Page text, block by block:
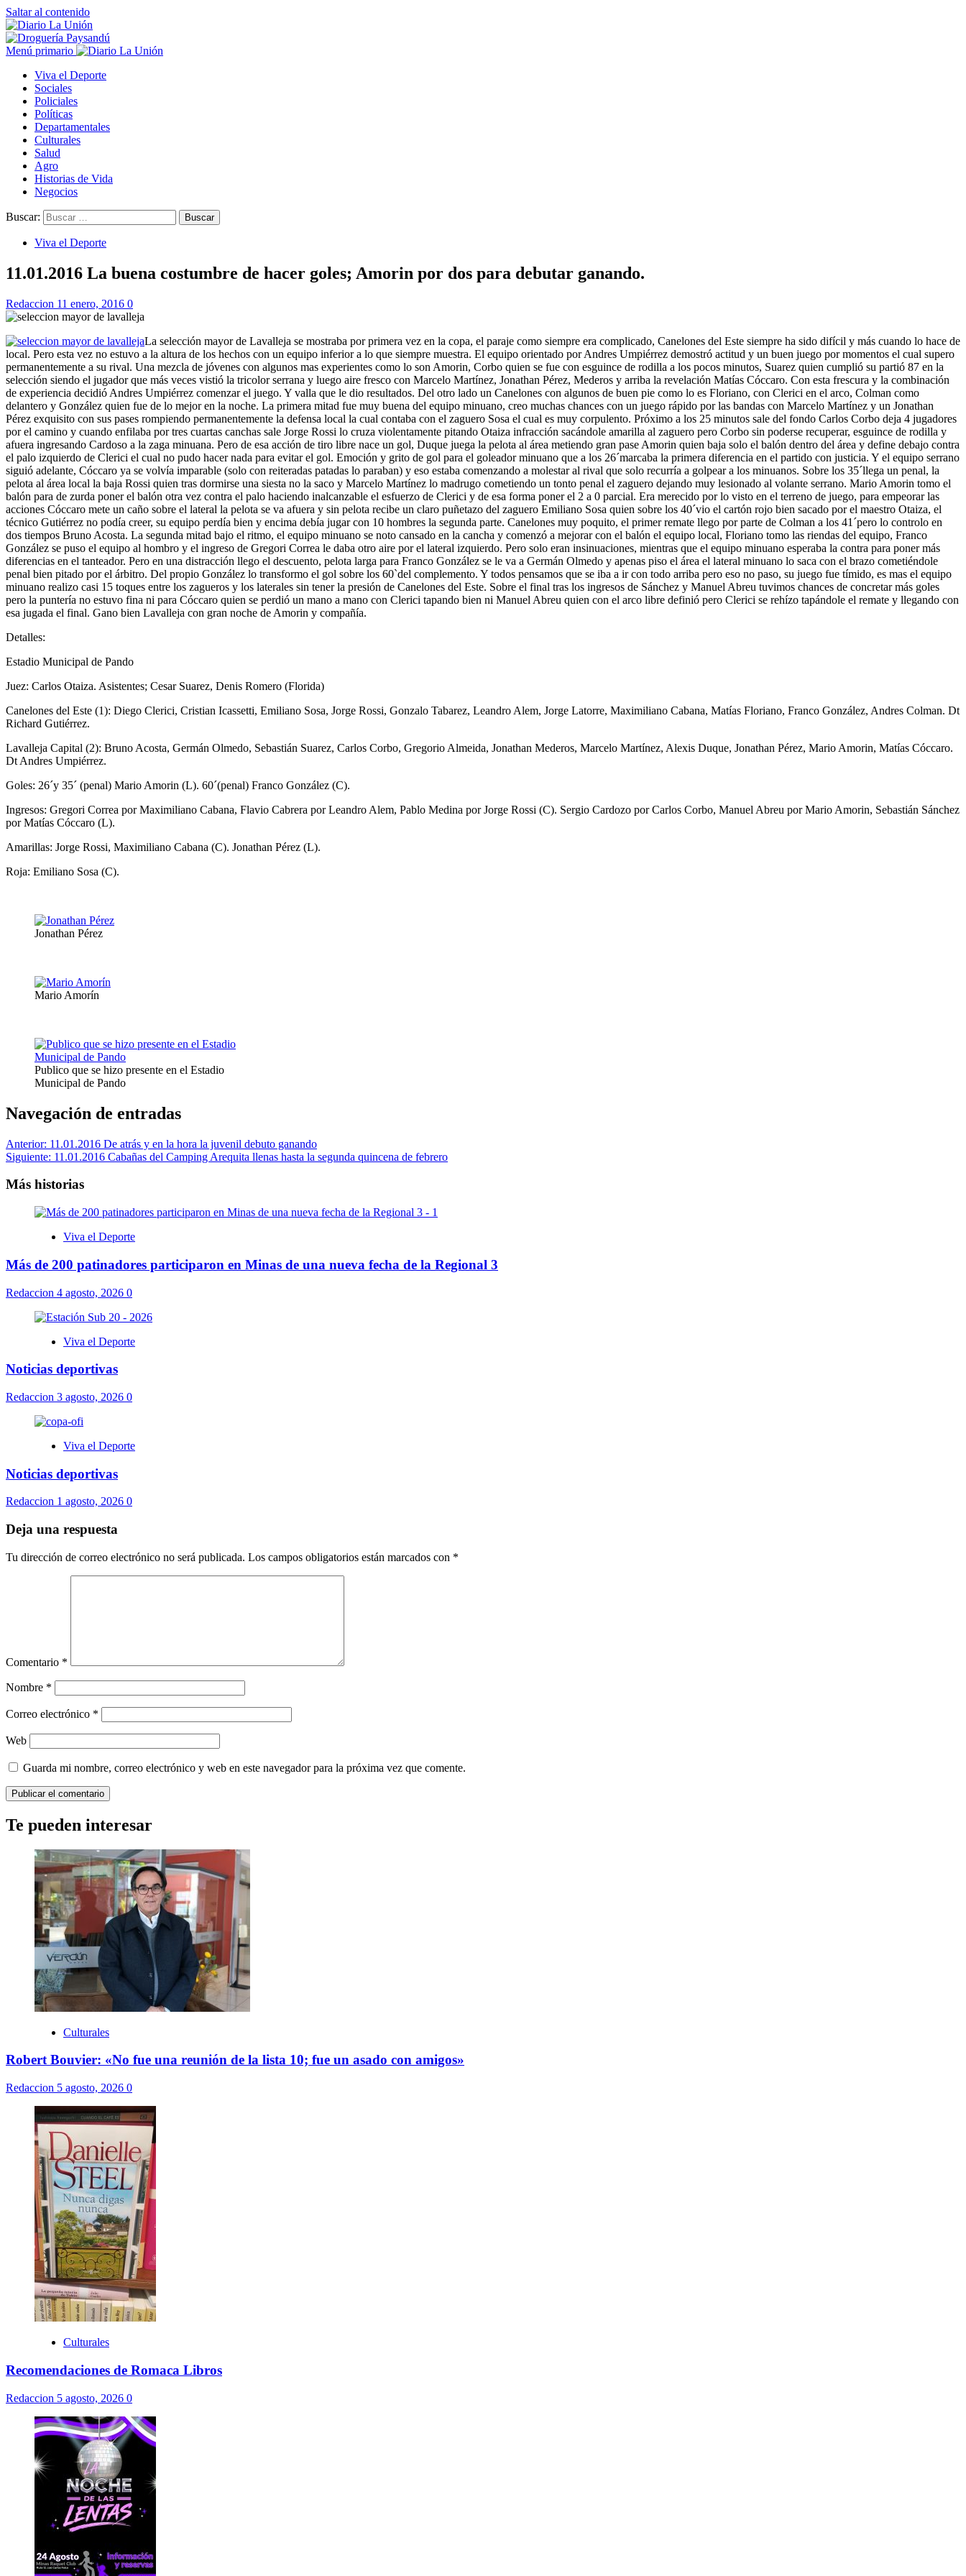
Saltar al contenido
Menú primario
Viva el Deporte
Sociales
Policiales
Políticas
Departamentales
Culturales
Salud
Agro
Historias de Vida
Negocios
Buscar:
Viva el Deporte
11.01.2016 La buena costumbre de hacer goles; Amorin por dos para debutar ganando.
Redaccion 11 enero, 2016 0
La selección mayor de Lavalleja se mostraba por primera vez en la copa, el paraje como siempre era complicado, Canelones del Este siempre ha sido difícil y más cuando lo hace de
local. Pero esta vez no estuvo a la altura de los hechos con un equipo inferior a lo que siempre muestra. El equipo orientado por Andres Umpiérrez demostró actitud y un buen juego por momentos el cual supero
permanentemente a su rival. Una mezcla de jóvenes con algunos mas experientes como lo son Amorin, Corbo quien se fue con esguince de rodilla a los pocos minutos, Suarez quien cumplió su partió 87 en la
selección siendo el jugador que más veces vistió la tricolor serrana y luego aire fresco con Marcelo Martínez, Jonathan Pérez, Mederos y arriba la revelación Matías Cóccaro. Con esta frescura y la combinación
de experiencia decidió Andres Umpiérrez comenzar el juego. Y valla que le dio resultados. Del otro lado un Canelones con algunos de buen pie como lo es Floriano, con Clerici en el arco, Colman como
delantero y González quien fue de lo mejor en la noche. La primera mitad fue muy buena del equipo minuano, creo muchas chances con un juego rápido por las bandas con Marcelo Martínez y un Jonathan
Pérez exquisito con sus pases rompiendo permanentemente la defensa local la cual contaba con el zaguero Sosa el cual es muy corpulento. Próximo a los 25 minutos sale del fondo Carlos Corbo deja 4 jugadores
por el camino y cuando enfilaba por tres cuartas canchas sale Jorge Rossi lo cruza violentamente pitando Otaiza infracción sacándole amarilla al zaguero pero Corbo sin poderse recuperar, esguince de rodilla y
afuera ingresando Cardoso a la zaga minuana. Pero de esa acción de tiro libre nace un gol, Duque juega la pelota al área metiendo gran pase Amorin quien baja solo el balón dentro del área y define debajo contra
el palo izquierdo de Clerici el cual no pudo hacer nada para evitar el gol. Emoción y grito de gol para el goleador minuano que a los 26´marcaba la primera diferencia en el partido con justicia. Y el equipo serrano
siguió adelante, Cóccaro ya se volvía imparable (solo con reiteradas patadas lo paraban) y eso estaba comenzando a molestar al rival que solo recurría a golpear a los minuanos. Sobre los 35´llega un penal, la
pelota al área local la baja Rossi quien tras dormirse una siesta no la saco y Marcelo Martínez lo madrugo cometiendo un tonto penal el zaguero dejando muy lesionado al volante serrano. Mario Amorin tomo el
balón para de zurda poner el balón otra vez contra el palo haciendo inalcanzable el esfuerzo de Clerici y de esa forma poner el 2 a 0 parcial. Era merecido por lo visto en el terreno de juego, para empeorar las
acciones Cóccaro mete un caño sobre el lateral la pelota se va afuera y sin pelota recibe un claro puñetazo del zaguero Emiliano Sosa quien sobre los 40´vio el cartón rojo bien sacado por el maestro Otaiza, el
técnico Gutiérrez no podía creer, su equipo perdía bien y encima debía jugar con 10 hombres la segunda parte. Canelones muy poquito, el primer remate llego por parte de Colman a los 41´pero lo controlo en
dos tiempos Bruno Acosta. La segunda mitad bajo el ritmo, el equipo minuano se noto cansado en la cancha y comenzó a mejorar con el balón el equipo local, Floriano tomo las riendas del equipo, Franco
González se puso el equipo al hombro y el ingreso de Gregori Correa le daba otro aire por el lateral izquierdo. Pero solo eran insinuaciones, mientras que el equipo minuano esperaba la contra para poner más
diferencias en el tanteador. Pero en una distracción llego el descuento, pelota larga para Franco González se le va a Germán Olmedo y apenas piso el área el lateral minuano lo saca con el brazo cometiéndole
penal bien pitado por el árbitro. Del propio González lo transformo el gol sobre los 60`del complemento. Y todos pensamos que se iba a ir con todo arriba pero eso no paso, su juego fue tímido, es mas el equipo
minuano realizo casi 15 toques entre los zagueros y los laterales sin tener la presión de Canelones del Este. Sobre el final tras los ingresos de Sánchez y Manuel Abreu tuvimos chances de concretar más goles
pero la puntería no estuvo fina ni para Cóccaro quien se perdió un mano a mano con Clerici tapando bien ni Manuel Abreu quien con el arco libre definió pero Clerici se rehízo tapándole el remate y llegando con
esa jugada el final. Gano bien Lavalleja con gran noche de Amorin y compañía.
Detalles:
Estadio Municipal de Pando
Juez: Carlos Otaiza. Asistentes; Cesar Suarez, Denis Romero (Florida)
Canelones del Este (1): Diego Clerici, Cristian Icassetti, Emiliano Sosa, Jorge Rossi, Gonzalo Tabarez, Leandro Alem, Jorge Latorre, Maximiliano Cabana, Matías Floriano, Franco González, Andres Colman. Dt
Richard Gutiérrez.
Lavalleja Capital (2): Bruno Acosta, Germán Olmedo, Sebastián Suarez, Carlos Corbo, Gregorio Almeida, Jonathan Mederos, Marcelo Martínez, Alexis Duque, Jonathan Pérez, Mario Amorin, Matías Cóccaro.
Dt Andres Umpiérrez.
Goles: 26´y 35´ (penal) Mario Amorin (L). 60´(penal) Franco González (C).
Ingresos: Gregori Correa por Maximiliano Cabana, Flavio Cabrera por Leandro Alem, Pablo Medina por Jorge Rossi (C). Sergio Cardozo por Carlos Corbo, Manuel Abreu por Mario Amorin, Sebastián Sánchez
por Matías Cóccaro (L).
Amarillas: Jorge Rossi, Maximiliano Cabana (C). Jonathan Pérez (L).
Roja: Emiliano Sosa (C).
Jonathan Pérez
Mario Amorín
Publico que se hizo presente en el Estadio
Municipal de Pando
Navegación de entradas
Anterior: 11.01.2016 De atrás y en la hora la juvenil debuto ganando
Siguiente: 11.01.2016 Cabañas del Camping Arequita llenas hasta la segunda quincena de febrero
Más historias
Viva el Deporte
Más de 200 patinadores participaron en Minas de una nueva fecha de la Regional 3
Redaccion 4 agosto, 2026 0
Viva el Deporte
Noticias deportivas
Redaccion 3 agosto, 2026 0
Viva el Deporte
Noticias deportivas
Redaccion 1 agosto, 2026 0
Deja una respuesta
Tu dirección de correo electrónico no será publicada. Los campos obligatorios están marcados con *
Comentario *
Nombre *
Correo electrónico *
Web
Guarda mi nombre, correo electrónico y web en este navegador para la próxima vez que comente.
Te pueden interesar
Culturales
Robert Bouvier: «No fue una reunión de la lista 10; fue un asado con amigos»
Redaccion 5 agosto, 2026 0
Culturales
Recomendaciones de Romaca Libros
Redaccion 5 agosto, 2026 0